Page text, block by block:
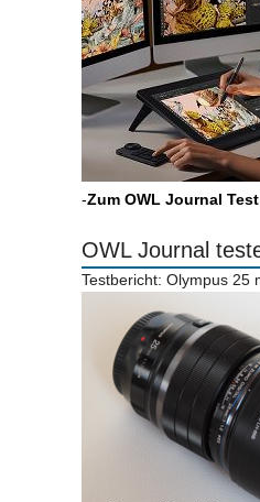
-Zum OWL Journal
OWL Journal
Testbericht: Olympus 25